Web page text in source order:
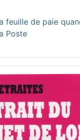
feuille de paie
Poste